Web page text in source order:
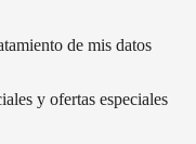
de mis datos
y ofertas especiales